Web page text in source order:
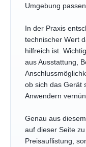
Umgebung
In der Praxis
technischer Wert
hilfreich ist.
aus Ausstattung,
ob sich das Gerät
Anwendern
Genau aus
auf dieser Seite
Preisauflistung,